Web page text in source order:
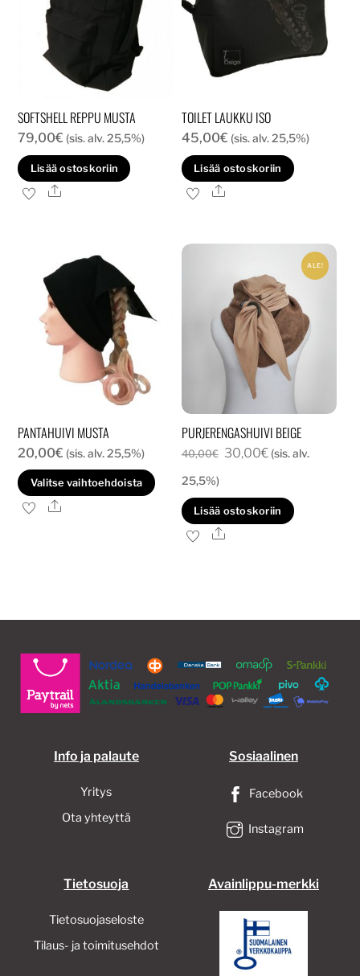
SOFTSHELL REPPU MUSTA
79,00€ (sis. alv. 25,5%)
Lisää ostoskoriin
Ale
TOILET LAUKKU ISO
45,00€ (sis. alv. 25,5%)
Lisää ostoskoriin
Ale
PANTAHUIVI MUSTA
20,00€ (sis. alv. 25,5%)
Valitse vaihtoehdoista
Tällä
tuotteella
useampi
Ale
ALE!
PURJERENGASHUIVI BEIGE
40,00€ Alkuperäinen
oli:
40,00€.
30,00€Nykyinen
on:
30,00€.
(sis. alv.
25,5%)
Lisää ostoskoriin
Ale
Info ja palaute
Yritys
Ota yhteyttä
Sosiaalinen
Facebook
Instagram
Tietosuoja
Tietosuojaseloste
Tilaus- ja toimitusehdot
Avainlippu-merkki